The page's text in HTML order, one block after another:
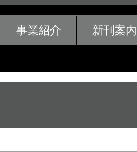
事業紹介 新刊案内